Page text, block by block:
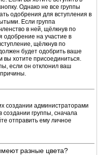
Однако не все группы
одобрения для вступления в
Если группа
в ней, щёлкнув по
одобрение на участие в
щёлкнув по
будет одобрить ваше
вы хотите присоединиться.
если он отклонил ваш
причины.
создании администраторами
группы, сначала
отправить ему личное
разные цвета?